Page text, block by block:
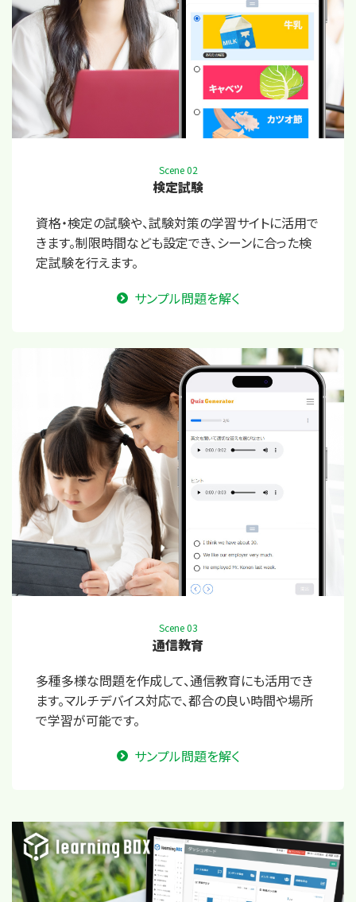
Scene 02
検定試験
資格・検定の試験や、試験対策の学習サイトに活用で
きます。制限時間なども設定でき、シーンに合った検
定試験を行えます。
サンプル問題を解く
Scene 03
通信教育
多種多様な問題を作成して、通信教育にも活用でき
ます。マルチデバイス対応で、都合の良い時間や場所
で学習が可能です。
サンプル問題を解く